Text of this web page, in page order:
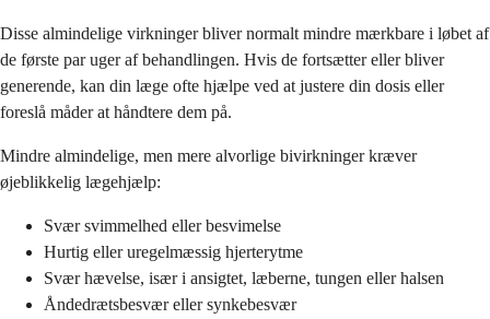
Disse almindelige virkninger bliver normalt mindre mærkbare i løbet af
de første par uger af behandlingen. Hvis de fortsætter eller bliver
generende, kan din læge ofte hjælpe ved at justere din dosis eller
foreslå måder at håndtere dem på.
Mindre almindelige, men mere alvorlige bivirkninger kræver
øjeblikkelig lægehjælp:
Svær svimmelhed eller besvimelse
Hurtig eller uregelmæssig hjerterytme
Svær hævelse, især i ansigtet, læberne, tungen eller halsen
Åndedrætsbesvær eller synkebesvær